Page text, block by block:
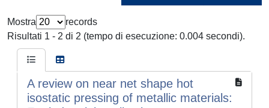
Mostra
records
Risultati 1 - 2 di 2 (tempo di esecuzione: 0.004 secondi).
A review on near net shape hot
isostatic pressing of metallic materials: